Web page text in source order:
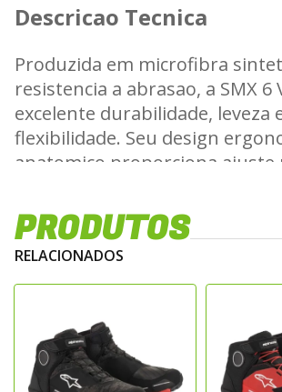
Descricao Tecnica
Produzida em microfibra
resistencia a abrasao, a SMX 6
excelente durabilidade, leveza
flexibilidade. Seu design
anatomico proporciona ajuste
Caracteristicas Tecnicas
Sistema de protecao no
estrutura biomecanica
resistencia ao desgaste
Reforcos internos na regiao da
calcanhar e dedos
PRODUTOS
RELACIONADOS